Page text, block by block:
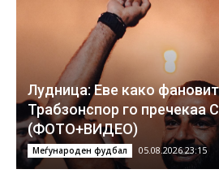
Лудница: Еве како
Трабзонспор го пречекаа
(ФОТО+ВИДЕО)
Меѓународен фудбал 05.08.2026 23:15